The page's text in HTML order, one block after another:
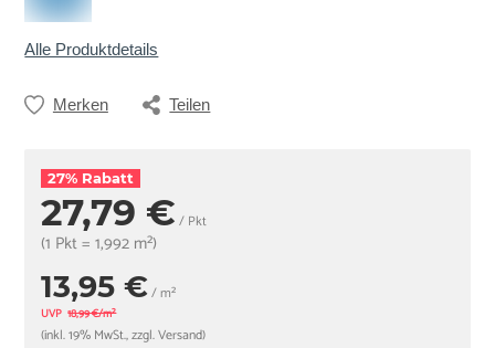
Alle Produktdetails
Merken Teilen
27% Rabatt
27,79 € / Pkt
(1 Pkt = 1,992 m²)
13,95 €/ m²
UVP 18,99 €/m²
(inkl. 19% MwSt., zzgl. Versand)